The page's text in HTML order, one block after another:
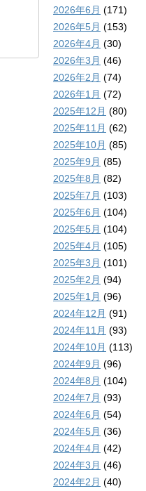
2026年6月 (171)
2026年5月 (153)
2026年4月 (30)
2026年3月 (46)
2026年2月 (74)
2026年1月 (72)
2025年12月 (80)
2025年11月 (62)
2025年10月 (85)
2025年9月 (85)
2025年8月 (82)
2025年7月 (103)
2025年6月 (104)
2025年5月 (104)
2025年4月 (105)
2025年3月 (101)
2025年2月 (94)
2025年1月 (96)
2024年12月 (91)
2024年11月 (93)
2024年10月 (113)
2024年9月 (96)
2024年8月 (104)
2024年7月 (93)
2024年6月 (54)
2024年5月 (36)
2024年4月 (42)
2024年3月 (46)
2024年2月 (40)